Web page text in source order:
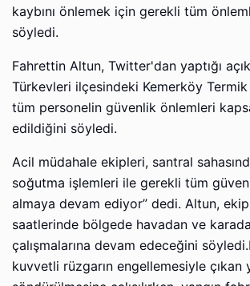
kaybını önlemek için gerekli tüm
söyledi.
Fahrettin Altun, Twitter'dan yaptığı
Türkevleri ilçesindeki Kemerköy
tüm personelin güvenlik önlemleri
edildiğini söyledi.
Acil müdahale ekipleri, santral
soğutma işlemleri ile gerekli tüm
almaya devam ediyor” dedi. Altun,
saatlerinde bölgede havadan ve
çalışmalarına devam edeceğini
kuvvetli rüzgarın engellemesiyle çıkan